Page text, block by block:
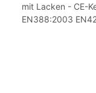
mit Lacken - CE-
EN388:2003